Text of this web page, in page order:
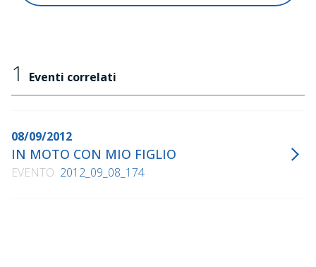
1 Eventi correlati
08/09/2012
IN MOTO CON MIO FIGLIO
EVENTO 2012_09_08_174